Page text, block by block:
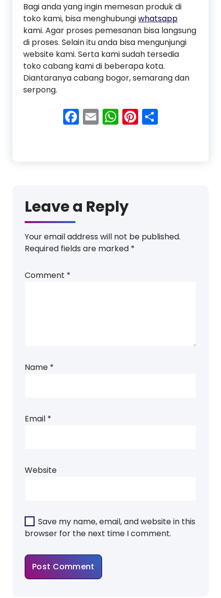
Bagi anda yang ingin memesan produk di
toko kami, bisa menghubungiwhatsapp
kami. Agar proses pemesanan bisa langsung
di proses. Selain itu anda bisa mengunjungi
website kami. Serta kami sudah tersedia
toko cabang kami di beberapa kota.
Diantaranya cabang bogor, semarang dan
serpong.
Facebook
EmailWhatsApp
Pinterest
Leave a Reply
Your email address will not be published.
Required fields are marked *
Comment *
Name *
Email *
Website
Save my name, email, and website in this
browser for the next time I comment.